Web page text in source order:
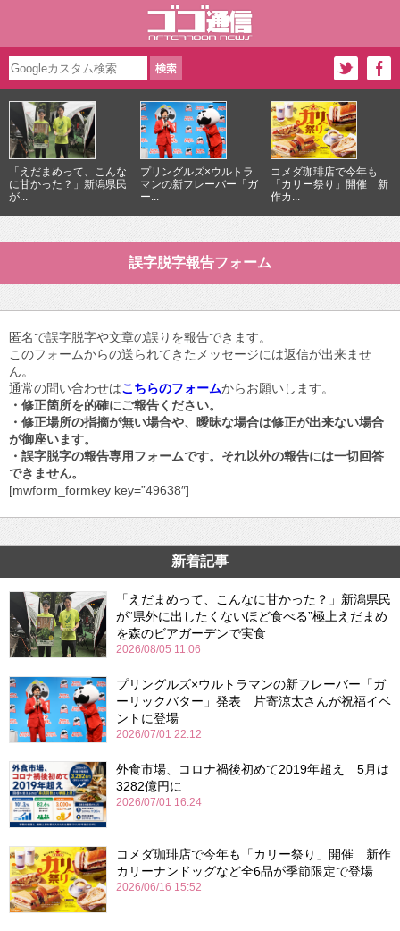
「えだまめって、こんな
に甘かった？」新潟県民
が...
プリングルズ×ウルトラ
マンの新フレーバー「ガ
ー...
コメダ珈琲店で今年も
「カリー祭り」開催 新
作カ...
誤字脱字報告フォーム
匿名で誤字脱字や文章の誤りを報告できます。
このフォームからの送られてきたメッセージには返信が出来ませ
ん。
通常の問い合わせはこちらのフォームからお願いします。
・修正箇所を的確にご報告ください。
・修正場所の指摘が無い場合や、曖昧な場合は修正が出来ない場合
が御座います。
・誤字脱字の報告専用フォームです。それ以外の報告には一切回答
できません。
[mwform_formkey key=”49638″]
新着記事
「えだまめって、こんなに甘かった？」新潟県民
が“県外に出したくないほど食べる”極上えだまめ
を森のビアガーデンで実食
2026/08/05 11:06
プリングルズ×ウルトラマンの新フレーバー「ガ
ーリックバター」発表 片寄涼太さんが祝福イベ
ントに登場
2026/07/01 22:12
外食市場、コロナ禍後初めて2019年超え 5月は
3282億円に
2026/07/01 16:24
コメダ珈琲店で今年も「カリー祭り」開催 新作
カリーナンドッグなど全6品が季節限定で登場
2026/06/16 15:52